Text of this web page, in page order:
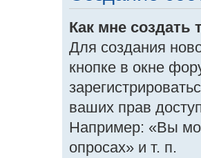
Как мне создать
Для создания
кнопке в окне
ваших прав
Например: «Вы
опросах» и т. п.